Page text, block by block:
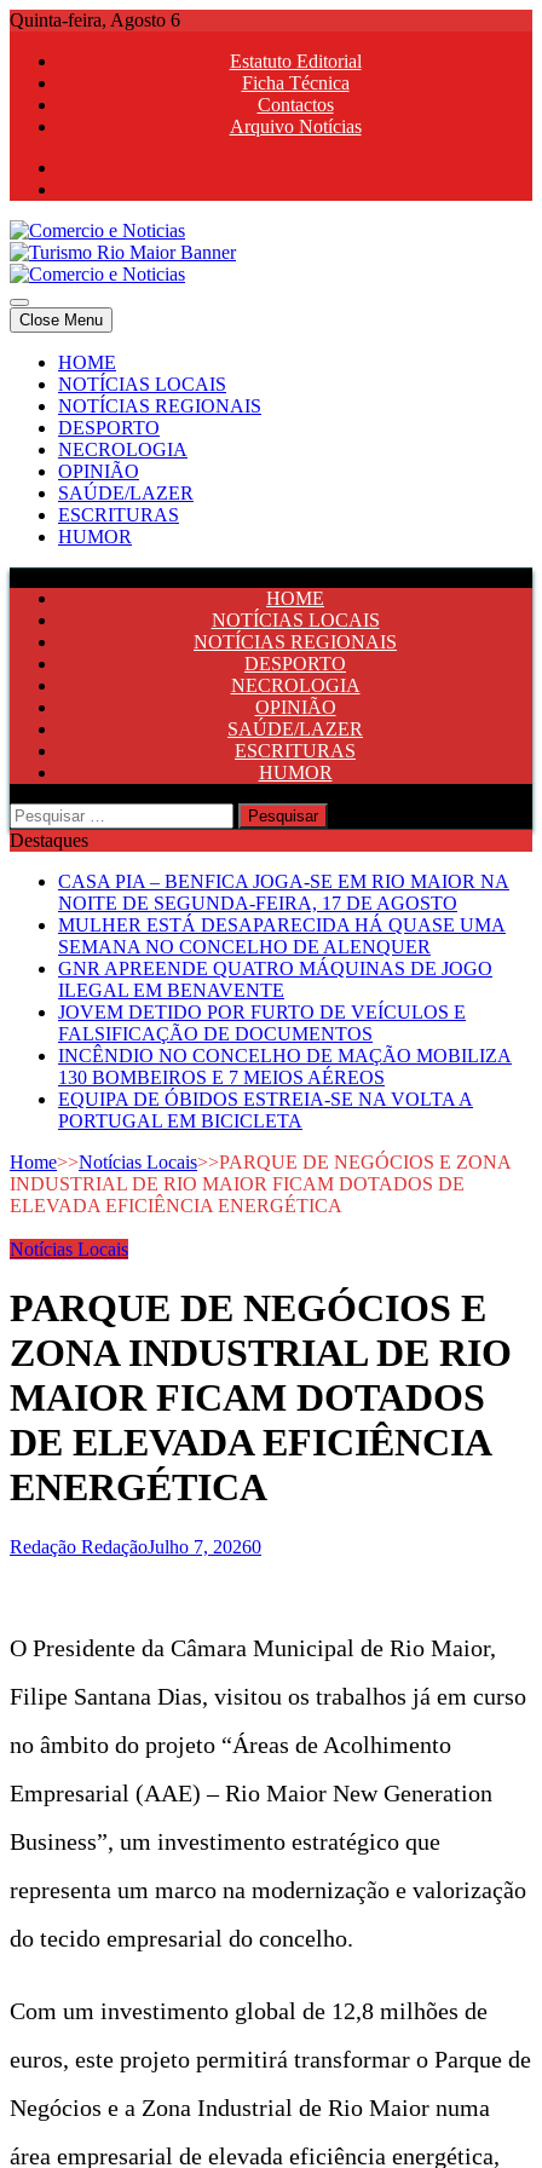
Skip
content
Quinta-feira, Agosto 6
Estatuto Editorial
Ficha Técnica
Contactos
Arquivo Notícias
Comercio e Noticias
Notícias e Publicidade Online
Comercio e Noticias
Notícias e Publicidade Online
Close Menu
HOME
NOTÍCIAS LOCAIS
NOTÍCIAS REGIONAIS
DESPORTO
NECROLOGIA
OPINIÃO
SAÚDE/LAZER
ESCRITURAS
HUMOR
HOME
NOTÍCIAS LOCAIS
NOTÍCIAS REGIONAIS
DESPORTO
NECROLOGIA
OPINIÃO
SAÚDE/LAZER
ESCRITURAS
HUMOR
Pesquisar
por:
Destaques
CASA PIA – BENFICA JOGA-SE EM RIO MAIOR NA
NOITE DE SEGUNDA-FEIRA, 17 DE AGOSTO
MULHER ESTÁ DESAPARECIDA HÁ QUASE UMA
SEMANA NO CONCELHO DE ALENQUER
GNR APREENDE QUATRO MÁQUINAS DE JOGO
ILEGAL EM BENAVENTE
JOVEM DETIDO POR FURTO DE VEÍCULOS E
FALSIFICAÇÃO DE DOCUMENTOS
INCÊNDIO NO CONCELHO DE MAÇÃO MOBILIZA
130 BOMBEIROS E 7 MEIOS AÉREOS
EQUIPA DE ÓBIDOS ESTREIA-SE NA VOLTA A
PORTUGAL EM BICICLETA
Home>>Notícias Locais>>PARQUE DE NEGÓCIOS E ZONA
INDUSTRIAL DE RIO MAIOR FICAM DOTADOS DE
ELEVADA EFICIÊNCIA ENERGÉTICA
Notícias Locais
PARQUE DE NEGÓCIOS E
ZONA INDUSTRIAL DE RIO
MAIOR FICAM DOTADOS
DE ELEVADA EFICIÊNCIA
ENERGÉTICA
Redação RedaçãoJulho 7, 20260
O Presidente da Câmara Municipal de Rio Maior,
Filipe Santana Dias, visitou os trabalhos já em curso
no âmbito do projeto “Áreas de Acolhimento
Empresarial (AAE) – Rio Maior New Generation
Business”, um investimento estratégico que
representa um marco na modernização e valorização
do tecido empresarial do concelho.
Com um investimento global de 12,8 milhões de
euros, este projeto permitirá transformar o Parque de
Negócios e a Zona Industrial de Rio Maior numa
área empresarial de elevada eficiência energética,